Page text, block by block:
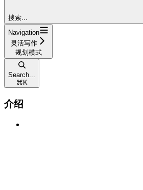
搜索...
Navigation
灵活写作
规划模式
Search...
⌘ K
介绍